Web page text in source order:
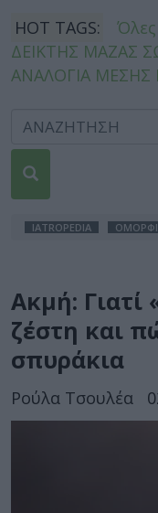
HOT TAGS:
Όλες
ΔΕΙΚΤΗΣ ΜΑΖΑΣ
ΑΝΑΛΟΓΙΑ
IATROPEDIA
Ακμή: Γιατί
ζέστη και
σπυράκια
Ρούλα Τσουλέα